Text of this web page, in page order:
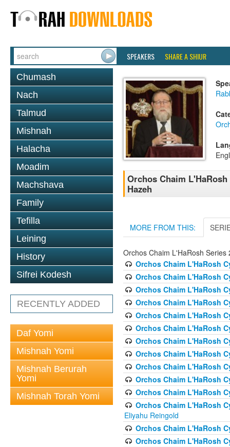
SPEAKERS SHARE A SHIUR
Chumash
Nach
Talmud
Mishnah
Halacha
Moadim
Machshava
Family
Tefilla
Leining
History
Sifrei Kodesh
RECENTLY ADDED
Daf Yomi
Mishnah Yomi
Mishnah Berurah
Yomi
Mishnah Torah Yomi
Orchos Chaim
Hazeh
MORE FROM THIS:
Orchos Chaim L'HaRosh Series
Orchos Chaim L'HaRosh
Orchos Chaim L'HaRosh
Orchos Chaim L'HaRosh
Orchos Chaim L'HaRosh
Orchos Chaim L'HaRosh
Orchos Chaim L'HaRosh
Orchos Chaim L'HaRosh
Orchos Chaim L'HaRosh
Orchos Chaim L'HaRosh
Orchos Chaim L'HaRosh
Orchos Chaim L'HaRosh
Orchos Chaim L'HaRosh
Eliyahu Reingold
Orchos Chaim L'HaRosh
Orchos Chaim L'HaRosh